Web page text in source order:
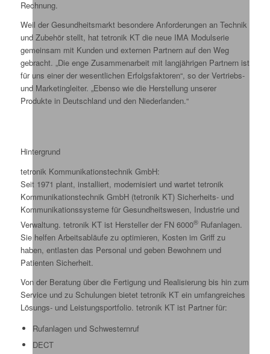
Rechnung.
Weil der Gesundheitsmarkt besondere Anforderungen an Technik
und Zubehör stellt, hat tetronik KT die neue IMA Modulserie
gemeinsam mit Kunden und externen Partnern auf den Weg
gebracht. „Die enge Zusammenarbeit mit langjährigen Partnern ist
für uns einer der wesentlichen Erfolgsfaktoren“, so der Vertriebs-
und Marketingleiter. „Ebenso wie die Herstellung unserer
Produkte in Deutschland und den Niederlanden.“
Hintergrund
tetronik Kommunikationstechnik GmbH:
Seit 1971 plant, installiert, modernisiert und wartet tetronik
Kommunikationstechnik GmbH (tetronik KT) Sicherheits- und
Kommunikationssysteme für Gesundheitswesen, Industrie und
Verwaltung. tetronik KT ist Hersteller der FN 6000®Rufanlagen.
Sie helfen Arbeitsabläufe zu optimieren, Kosten im Griff zu
haben, entlasten das Personal und geben Bewohnern und
Patienten Sicherheit.
Von der Beratung über die Fertigung und Realisierung bis hin zum
Service und zu Schulungen bietet tetronik KT ein umfangreiches
Lösungs- und Leistungsportfolio. tetronik KT ist Partner für:
Rufanlagen und Schwesternruf
DECT